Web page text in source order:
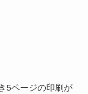
5ページの印刷が